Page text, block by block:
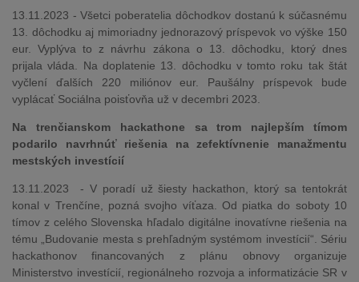
13.11.2023 - Všetci poberatelia dôchodkov dostanú k súčasnému
13. dôchodku aj mimoriadny jednorazový príspevok vo výške 150
eur. Vyplýva to z návrhu zákona o 13. dôchodku, ktorý dnes
prijala vláda. Na doplatenie 13. dôchodku v tomto roku tak štát
vyčlení ďalších 220 miliónov eur. Paušálny príspevok bude
vyplácať Sociálna poisťovňa už v decembri 2023.
Na trenčianskom hackathone sa trom najlepším tímom
podarilo navrhnúť riešenia na zefektívnenie manažmentu
mestských investícií
13.11.2023 - V poradí už šiesty hackathon, ktorý sa tentokrát
konal v Trenčíne, pozná svojho víťaza. Od piatka do soboty 10
tímov z celého Slovenska hľadalo digitálne inovatívne riešenia na
tému „Budovanie mesta s prehľadným systémom investícií“. Sériu
hackathonov financovaných z plánu obnovy organizuje
Ministerstvo investícií, regionálneho rozvoja a informatizácie SR v